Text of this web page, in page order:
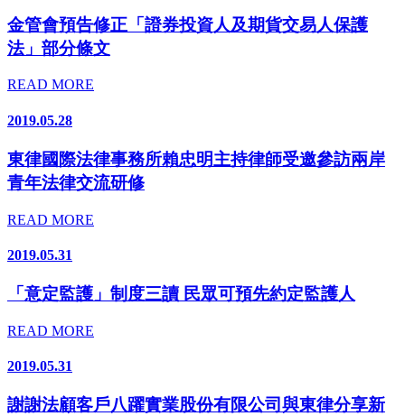
金管會預告修正「證券投資人及期貨交易人保護
法」部分條文
READ MORE
2019.05.28
東律國際法律事務所賴忠明主持律師受邀參訪兩岸
青年法律交流研修
READ MORE
2019.05.31
「意定監護」制度三讀 民眾可預先約定監護人
READ MORE
2019.05.31
謝謝法顧客戶八躍實業股份有限公司與東律分享新